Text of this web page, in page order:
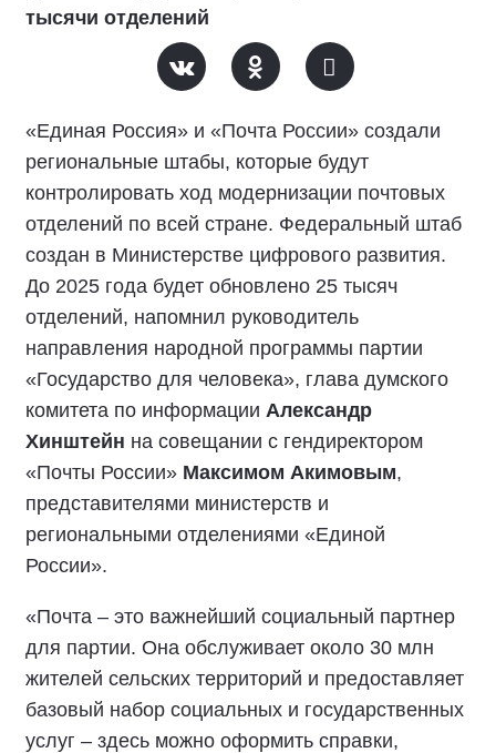
тысячи отделений
«Единая Россия» и «Почта России» создали
региональные штабы, которые будут
контролировать ход модернизации почтовых
отделений по всей стране. Федеральный штаб
создан в Министерстве цифрового развития.
До 2025 года будет обновлено 25 тысяч
отделений, напомнил руководитель
направления народной программы партии
«Государство для человека», глава думского
комитета по информации Александр
Хинштейн на совещании с гендиректором
«Почты России» Максимом Акимовым,
представителями министерств и
региональными отделениями «Единой
России».
«Почта – это важнейший социальный партнер
для партии. Она обслуживает около 30 млн
жителей сельских территорий и предоставляет
базовый набор социальных и государственных
услуг – здесь можно оформить справки,